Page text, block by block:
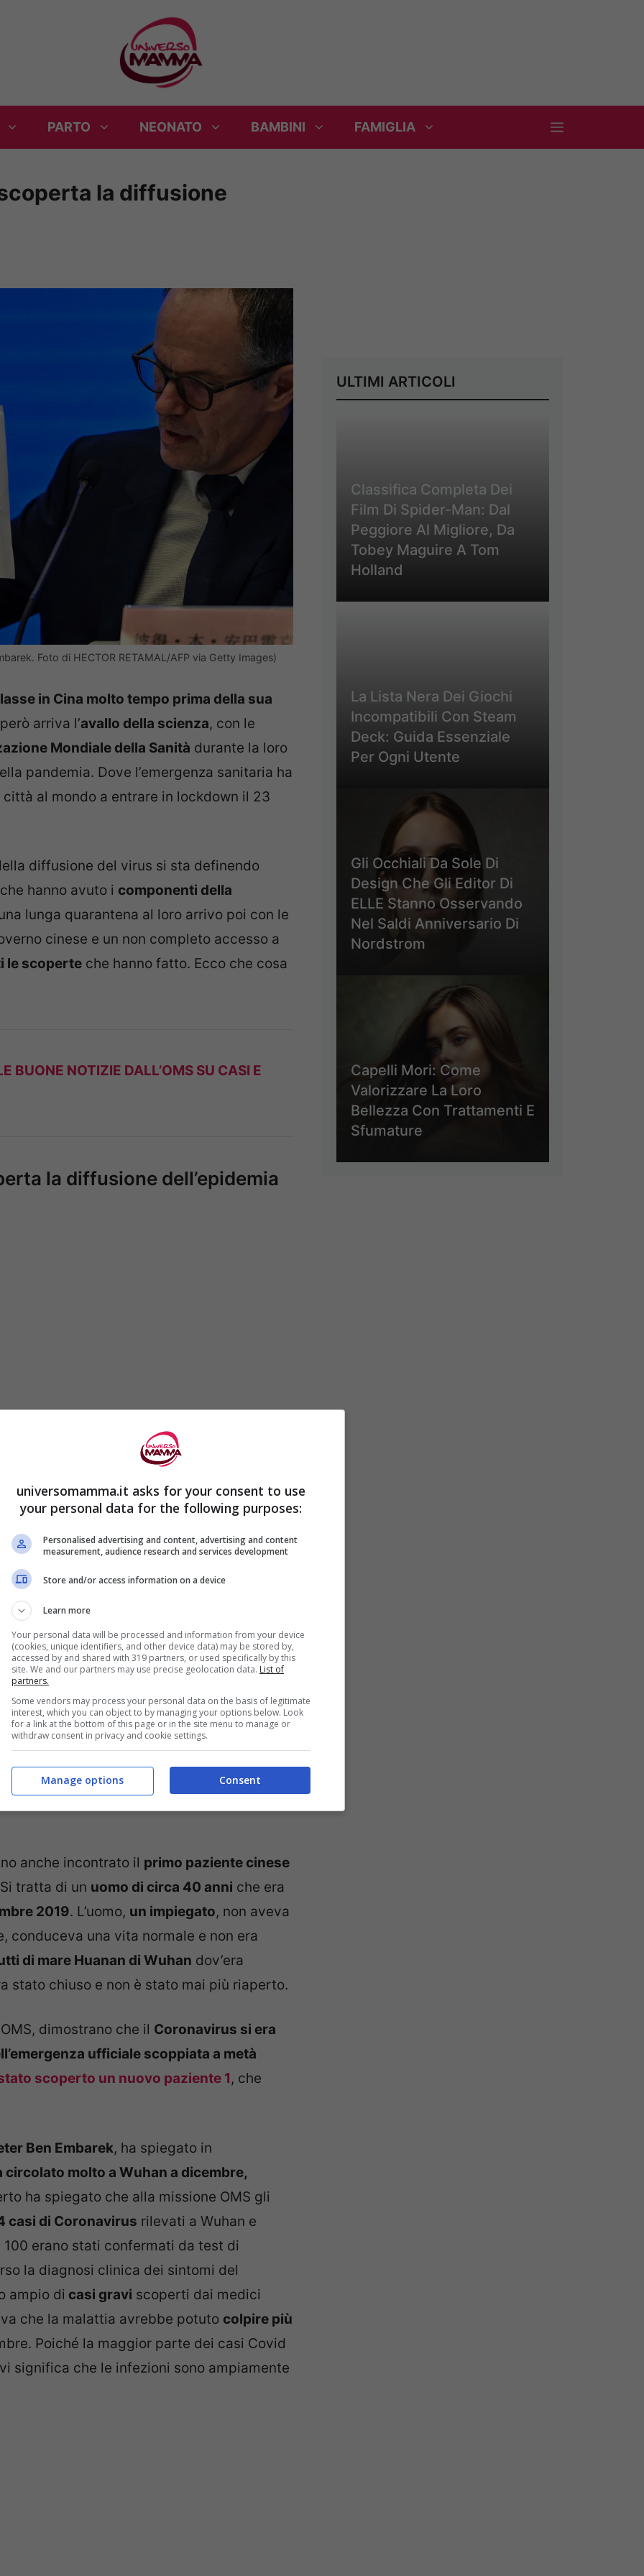
PARTO NEONATO BAMBINI FAMIGLIA
la diffusione
Foto di HECTOR RETAMAL/AFP via Getty Images)
in Cina molto tempo prima della sua
arriva l’avallo della scienza, con le
Mondiale della Sanità durante la loro
pandemia. Dove l’emergenza sanitaria ha
al mondo a entrare in lockdown il 23
diffusione del virus si sta definendo
che hanno avuto i componenti della
lunga quarantena al loro arrivo poi con le
cinese e un non completo accesso a
le scoperte che hanno fatto. Ecco che cosa
BUONE NOTIZIE DALL’OMS SU CASI E
la diffusione dell’epidemia
, la malattia causata dal nuovo
del 2019 , data ufficiale di inizio, era
, quasi sicuramente, erano
dalle autorità sanitarie cinesi.
missione OMSche lo scorso gennaio
origine della pandemia. Gli ispettori sono
che
Sars-CoV-2potrebbero essersi verificati
un primo momento finiti sotto accusa, e
avrebberocircolato sotto traccia
(scambiate per un’altra malattia), fino
, dove si è verificato ilprimo grande
anche incontrato il primo paziente cinese
tratta di un uomo di circa 40 anni che era
2019. L’uomo, un impiegato, non aveva
conduceva una vita normale e non era
di mare Huanan di Wuhan dov’era
stato chiuso e non è stato mai più riaperto.
dimostrano che il Coronavirus si era
ufficiale scoppiata a metà
scoperto un nuovo paziente 1, che
Ben Embarek, ha spiegato in
circolato molto a Wuhan a dicembre,
ha spiegato che alla missione OMS gli
casi di Coronavirus rilevati a Wuhan e
erano stati confermati da test di
la diagnosi clinica dei sintomi del
ampio di casi gravi scoperti dai medici
che la malattia avrebbe potuto colpire più
Poiché la maggior parte dei casi Covid
significa che le infezioni sono ampiamente
ULTIMI ARTICOLI
Classifica Completa Dei
Film Di Spider-Man: Dal
Peggiore Al Migliore, Da
Tobey Maguire A Tom
Holland
La Lista Nera Dei Giochi
Incompatibili Con Steam
Deck: Guida Essenziale
Per Ogni Utente
Gli Occhiali Da Sole Di
Design Che Gli Editor Di
ELLE Stanno Osservando
Nel Saldi Anniversario Di
Nordstrom
Capelli Mori: Come
Valorizzare La Loro
Bellezza Con Trattamenti E
Sfumature
universomamma.it asks for your consent to use
your personal data for the following purposes:
Personalised advertising and content, advertising and content
measurement, audience research and services development
Store and/or access information on a device
Learn more
Your personal data will be processed and information from your device
(cookies, unique identifiers, and other device data) may be stored by,
accessed by and shared with 319 partners, or used specifically by this
site. We and our partners may use precise geolocation data. List of
partners.
Some vendors may process your personal data on the basis of legitimate
interest, which you can object to by managing your options below. Look
for a link at the bottom of this page or in the site menu to manage or
withdraw consent in privacy and cookie settings.
Consent
Manage options